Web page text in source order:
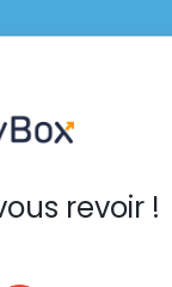
revoir !